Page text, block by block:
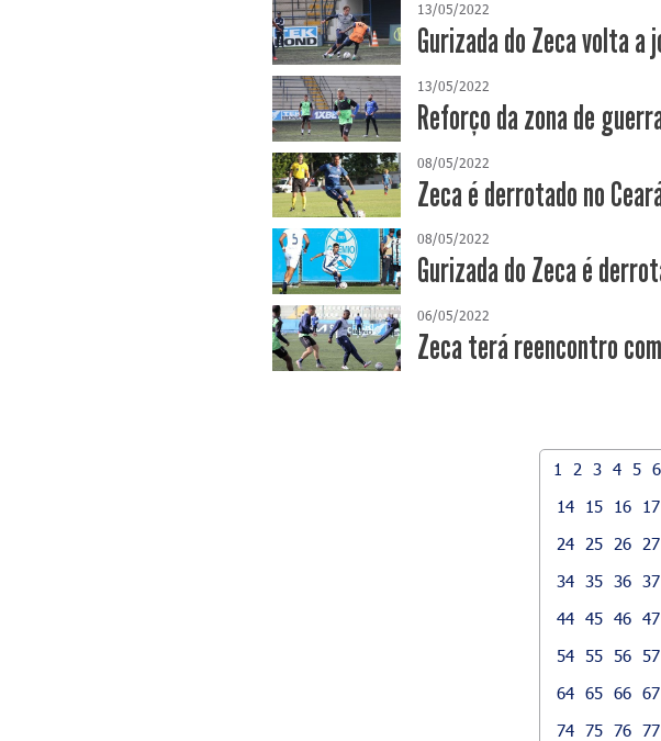
13/05/2022
Gurizada do Zeca volta a
13/05/2022
Reforço da zona de
08/05/2022
Zeca é derrotado no
08/05/2022
Gurizada do Zeca é
06/05/2022
Zeca terá reencontro
1 2 3 4 5 6
14
15 16 17
24
25 26 27
34 35 36 37
44 45 46 47
54 55 56 57
64 65 66 67
74 75 76 77